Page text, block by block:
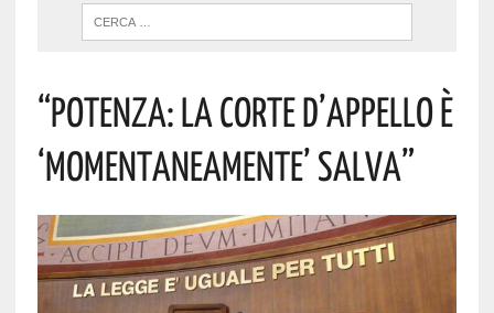
“POTENZA: LA CORTE D’APPELLO È
‘MOMENTANEAMENTE’ SALVA”